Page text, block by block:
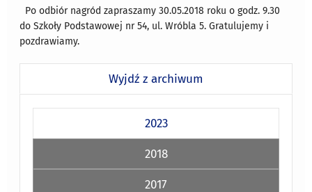
Po odbiór nagród zapraszamy 30.05.2018 roku o godz. 9.30
do Szkoły Podstawowej nr 54, ul. Wróbla 5. Gratulujemy i
pozdrawiamy.
Wyjdź z archiwum
2023
2018
2017